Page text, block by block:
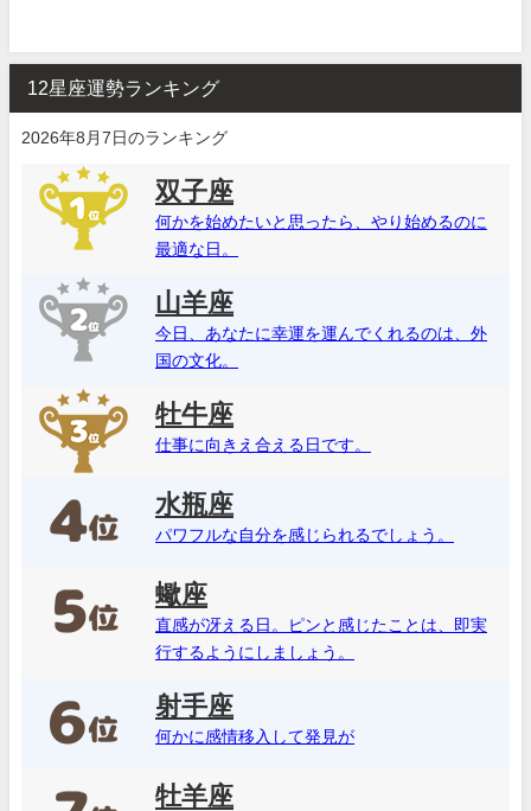
12星座運勢ランキング
2026年8月7日のランキング
双子座
何かを始めたいと思ったら、やり始めるのに
最適な日。
山羊座
今日、あなたに幸運を運んでくれるのは、外
国の文化。
牡牛座
仕事に向きえ合える日です。
水瓶座
パワフルな自分を感じられるでしょう。
蠍座
直感が冴える日。ピンと感じたことは、即実
行するようにしましょう。
射手座
何かに感情移入して発見が
牡羊座